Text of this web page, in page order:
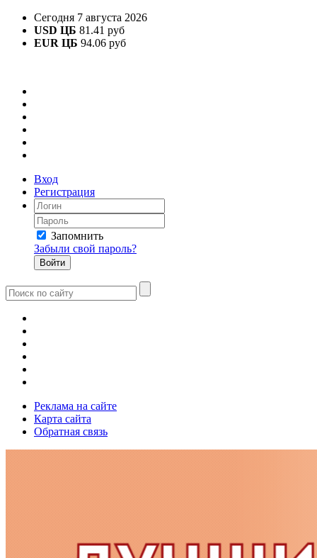
Сегодня 7 августа 2026
USD ЦБ 81.41 руб
EUR ЦБ 94.06 руб
Вход
Регистрация
Запомнить
Забыли свой пароль?
Реклама на сайте
Карта сайта
Обратная связь